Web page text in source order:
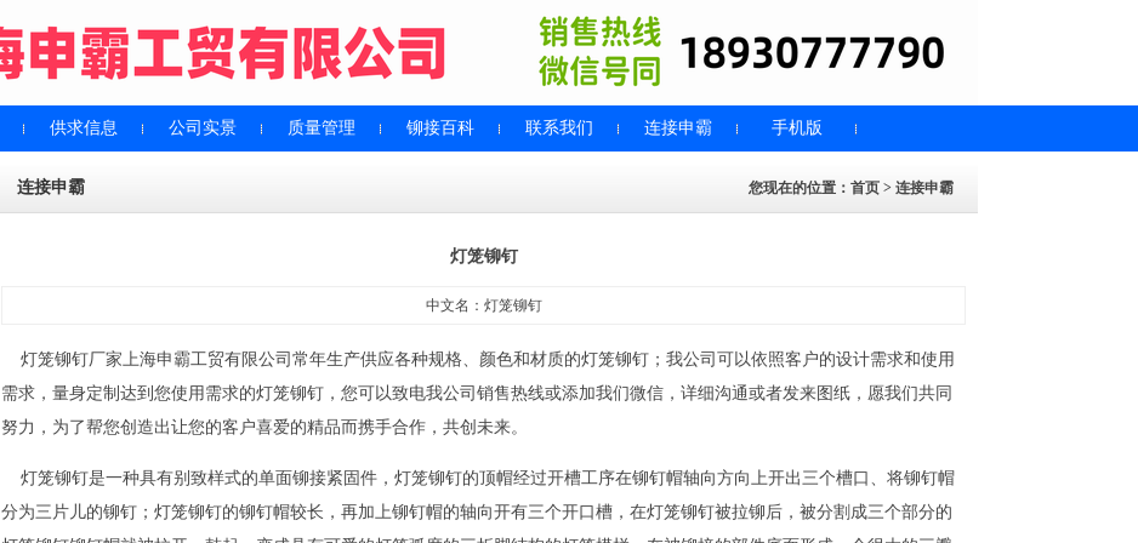
供求信息 公司实景 质量管理 铆接百科 联系我们 连接申霸 手机版
您现在的位置： 首页 > 连接申霸
连接申霸
灯笼铆钉
中文名：灯笼铆钉
灯笼铆钉厂家上海申霸工贸有限公司常年生产供应各种规格、颜色和材质的灯笼铆钉；我公司可以依照客户的设计需求和使用
需求，量身定制达到您使用需求的灯笼铆钉，您可以致电我公司销售热线或添加我们微信，详细沟通或者发来图纸，愿我们共同
努力，为了帮您创造出让您的客户喜爱的精品而携手合作，共创未来。
灯笼铆钉是一种具有别致样式的单面铆接紧固件，灯笼铆钉的顶帽经过开槽工序在铆钉帽轴向方向上开出三个槽口、将铆钉帽
分为三片儿的铆钉；灯笼铆钉的铆钉帽较长，再加上铆钉帽的轴向开有三个开口槽，在灯笼铆钉被拉铆后，被分割成三个部分的